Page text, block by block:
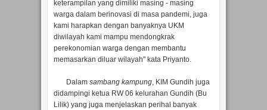
keterampilan yang dimiliki masing - masing
warga dalam berinovasi di masa pandemi, juga
kami harapkan dengan banyaknya UKM
diwilayah kami mampu mendongkrak
perekonomian warga dengan membantu
memasarkan diluar wilayah" kata Priyanto.
Dalam sambang kampung, KIM Gundih juga
didampingi ketua RW 06 kelurahan Gundih (Bu
Lilik) yang juga menjelaskan perihal banyak